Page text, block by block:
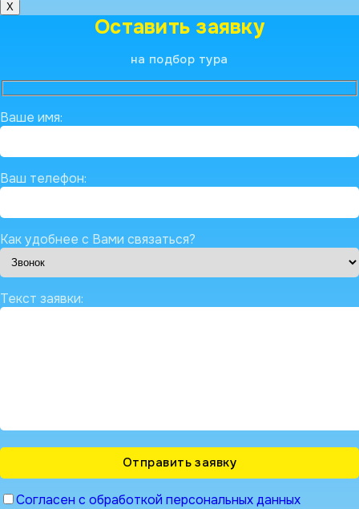
X
Оставить заявку
на подбор тура
Ваше имя:
Ваш телефон:
Как удобнее с Вами связаться?
Текст заявки:
Согласен с обработкой персональных данных